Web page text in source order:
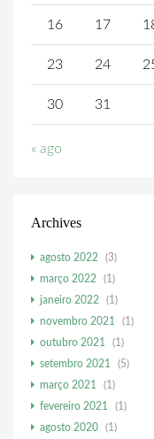
16 17
23 24
30 31
« ago
Archives
agosto 2022
(3)
março 2022
(1)
janeiro 2022
(1)
novembro 2021
(1)
outubro 2021
(1)
setembro 2021
(5)
março 2021
(1)
fevereiro 2021
(1)
agosto 2020
(1)